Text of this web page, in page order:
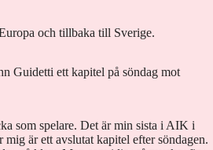
och tillbaka till Sverige.
Guidetti ett kapitel på söndag mot
som spelare. Det är min sista i AIK i
är ett avslutat kapitel efter söndagen.